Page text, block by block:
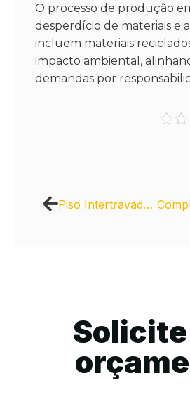
O processo de produção
desperdício de materiais e
incluem materiais
impacto ambiental,
demandas por
Piso Intertravado de Concreto: Onde Comprar para Projetos de Revitalização Urbana